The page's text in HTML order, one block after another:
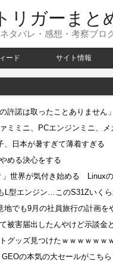
リガーまと
タバレ・感想・考察ブロ
ード サイト情報